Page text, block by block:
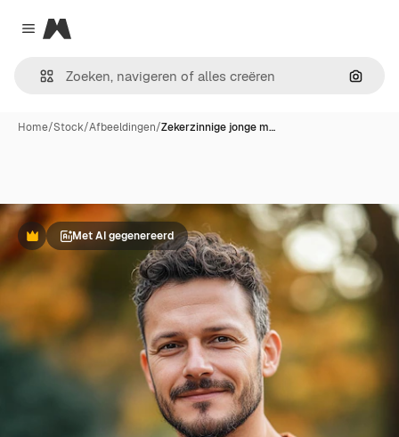
Close menu
Magnific
Home/Stock/Afbeeldingen/Zekerzinnige jonge m…
PremiumMet AI gegenereerd